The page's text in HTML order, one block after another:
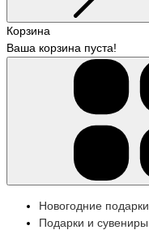
Корзина
Ваша корзина пуста!
Новогодние подарки
Подарки и сувениры